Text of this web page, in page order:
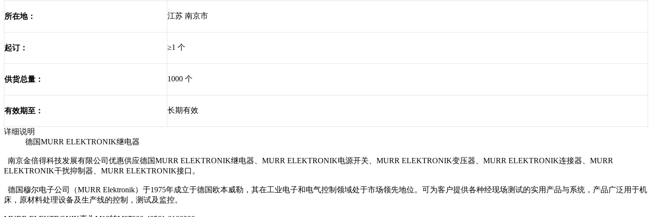
所在地： 江苏 南京市
起订： ≥1 个
供货总量： 1000 个
有效期至： 长期有效
详细说明
德国MURR ELEKTRONIK继电器
南京金倍得科技发展有限公司优惠供应德国MURR ELEKTRONIK继电器、MURR ELEKTRONIK电源开关、MURR ELEKTRONIK变压器、MURR ELEKTRONIK连接器、MURR
ELEKTRONIK干扰抑制器、MURR ELEKTRONIK接口。
德国穆尔电子公司（MURR Elektronik）于1975年成立于德国欧本威勒，其在工业电子和电气控制领域处于市场领先地位。可为客户提供各种经现场测试的实用产品与系统，产品广泛用于机
床，原材料处理设备及生产线的控制，测试及监控。